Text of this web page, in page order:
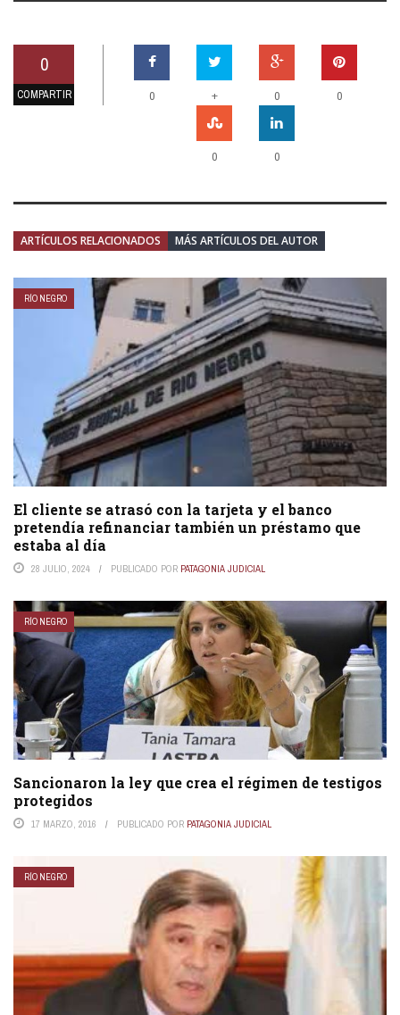
0
COMPARTIR 0 + 0 0
0 0
ARTÍCULOS RELACIONADOS MÁS ARTÍCULOS DEL AUTOR
RÍO NEGRO
El cliente se atrasó con la tarjeta y el banco
pretendía refinanciar también un préstamo que
estaba al día
28 JULIO, 2024 PUBLICADO POR PATAGONIA JUDICIAL
RÍO NEGRO
Sancionaron la ley que crea el régimen de testigos
protegidos
17 MARZO, 2016 PUBLICADO POR PATAGONIA JUDICIAL
RÍO NEGRO